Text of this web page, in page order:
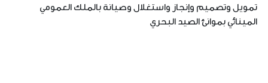
تمويل وتصميم وإنجاز واستغلال وصيانة بالملك العمومي
المينائي بموانئ الصيد البحري